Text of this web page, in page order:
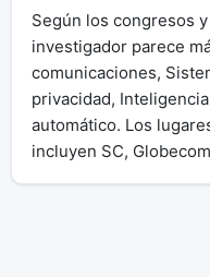
Según los congresos
investigador parece
comunicaciones,
privacidad,
automático. Los
incluyen SC,